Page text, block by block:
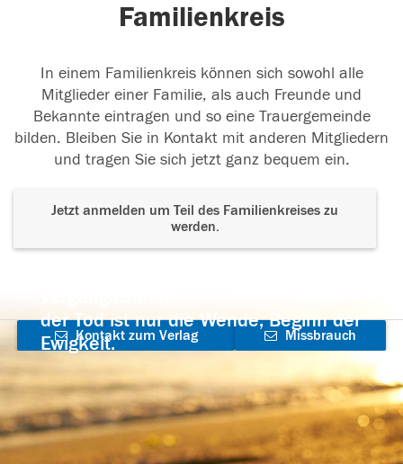
Familienkreis
In einem Familienkreis können sich sowohl alle
Mitglieder einer Familie, als auch Freunde und
Bekannte eintragen und so eine Trauergemeinde
bilden. Bleiben Sie in Kontakt mit anderen Mitgliedern
und tragen Sie sich jetzt ganz bequem ein.
Jetzt anmelden um Teil des Familienkreises zu
werden.
der Tod ist nur die Wende, Beginn der
Ewigkeit.
Kontakt zum Verlag
aufnehmen
Missbrauch